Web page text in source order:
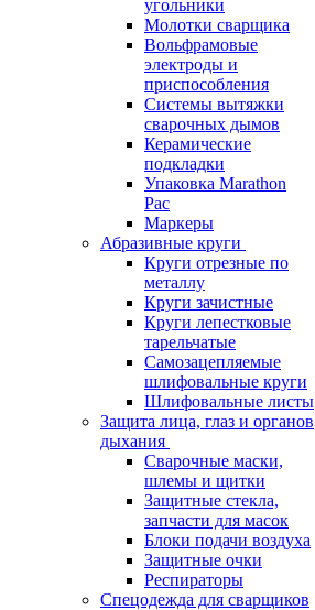
угольники
Молотки сварщика
Вольфрамовые
электроды и
приспособления
Системы вытяжки
сварочных дымов
Керамические
подкладки
Упаковка Marathon
Pac
Маркеры
Абразивные круги
Круги отрезные по
металлу
Круги зачистные
Круги лепестковые
тарельчатые
Самозацепляемые
шлифовальные круги
Шлифовальные листы
Защита лица, глаз и органов
дыхания
Сварочные маски,
шлемы и щитки
Защитные стекла,
запчасти для масок
Блоки подачи воздуха
Защитные очки
Респираторы
Спецодежда для сварщиков